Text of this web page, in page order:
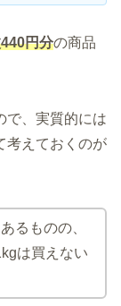
円分の商品
で、実質的には
考えておくのが
るものの、
は買えない